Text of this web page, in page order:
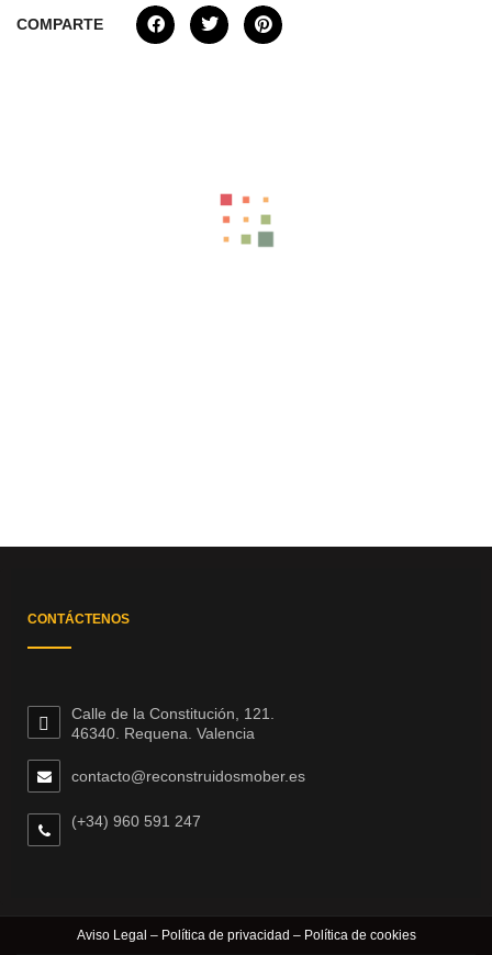
COMPARTE
CONTÁCTENOS
Calle de la Constitución, 121.
46340. Requena. Valencia
contacto@reconstruidosmober.es
(+34) 960 591 247
Aviso Legal –Política de privacidad – Política de cookies